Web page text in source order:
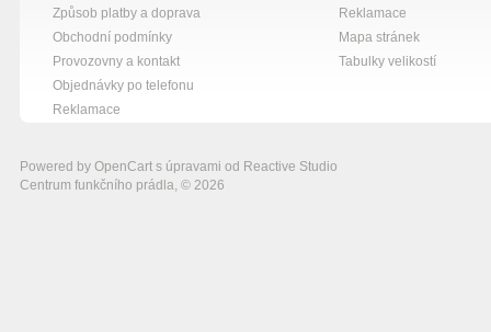
Způsob platby a doprava
Obchodní podmínky
Provozovny a kontakt
Objednávky po telefonu
Reklamace
Reklamace
Mapa stránek
Tabulky velikostí
Powered by OpenCart s úpravami od Reactive Studio
Centrum funkčního prádla, © 2026